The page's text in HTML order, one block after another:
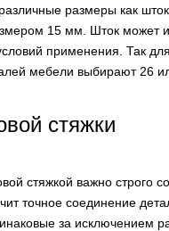
размеры как
15 мм. Шток
применения. Так
мебели выбирают 26
стяжки
стяжкой важно строго
точное соединение
за исключением